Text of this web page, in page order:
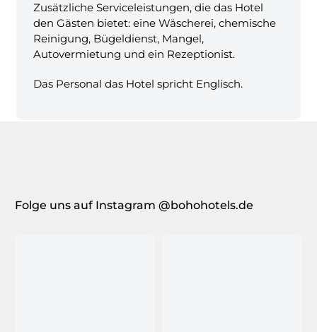
Zusätzliche Serviceleistungen, die das Hotel
den Gästen bietet: eine Wäscherei, chemische
Reinigung, Bügeldienst, Mangel,
Autovermietung und ein Rezeptionist.
Das Personal das Hotel spricht Englisch.
Folge uns auf Instagram @bohohotels.de